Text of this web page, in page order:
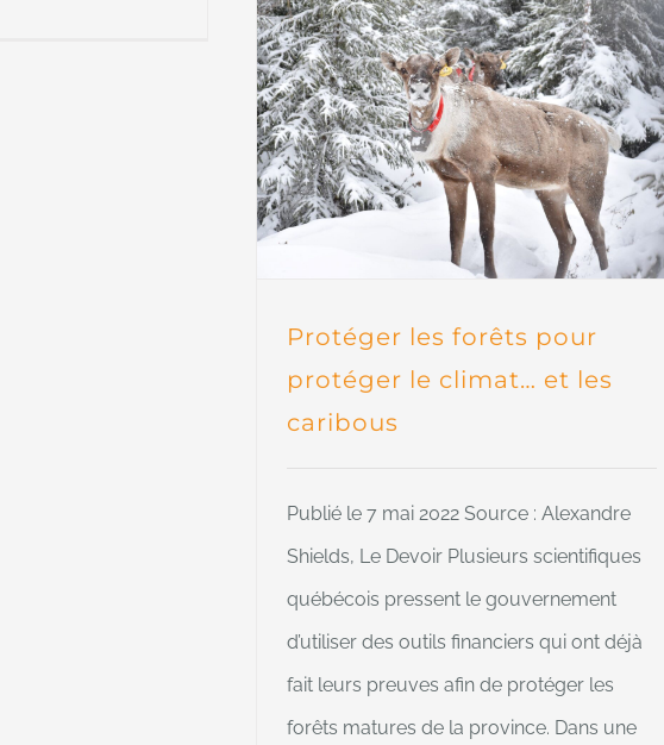
Protéger les forêts pour
protéger le climat… et les
caribous
Protéger les forêts pour
protéger le climat… et les
caribous
Publié le 7 mai 2022 Source : Alexandre
Shields, Le Devoir Plusieurs scientifiques
québécois pressent le gouvernement
d’utiliser des outils financiers qui ont déjà
fait leurs preuves afin de protéger les
forêts matures de la province. Dans une